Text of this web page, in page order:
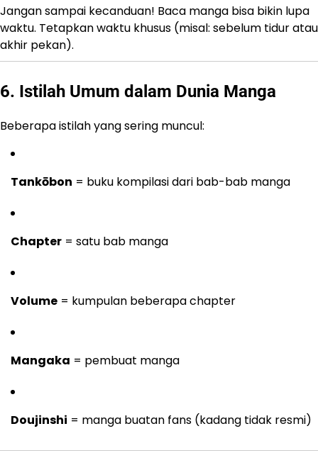
Jangan sampai kecanduan! Baca manga bisa bikin lupa
waktu. Tetapkan waktu khusus (misal: sebelum tidur atau
akhir pekan).
6. Istilah Umum dalam Dunia Manga
Beberapa istilah yang sering muncul:
Tankōbon = buku kompilasi dari bab-bab manga
Chapter = satu bab manga
Volume = kumpulan beberapa chapter
Mangaka = pembuat manga
Doujinshi = manga buatan fans (kadang tidak resmi)